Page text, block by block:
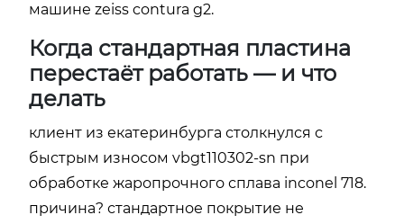
машине zeiss contura g2.
Когда стандартная пластина
перестаёт работать — и что
делать
клиент из екатеринбурга столкнулся с
быстрым износом vbgt110302-sn при
обработке жаропрочного сплава inconel 718.
причина? стандартное покрытие не